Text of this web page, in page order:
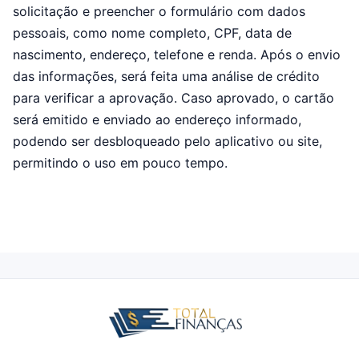
solicitação e preencher o formulário com dados
pessoais, como nome completo, CPF, data de
nascimento, endereço, telefone e renda. Após o envio
das informações, será feita uma análise de crédito
para verificar a aprovação. Caso aprovado, o cartão
será emitido e enviado ao endereço informado,
podendo ser desbloqueado pelo aplicativo ou site,
permitindo o uso em pouco tempo.